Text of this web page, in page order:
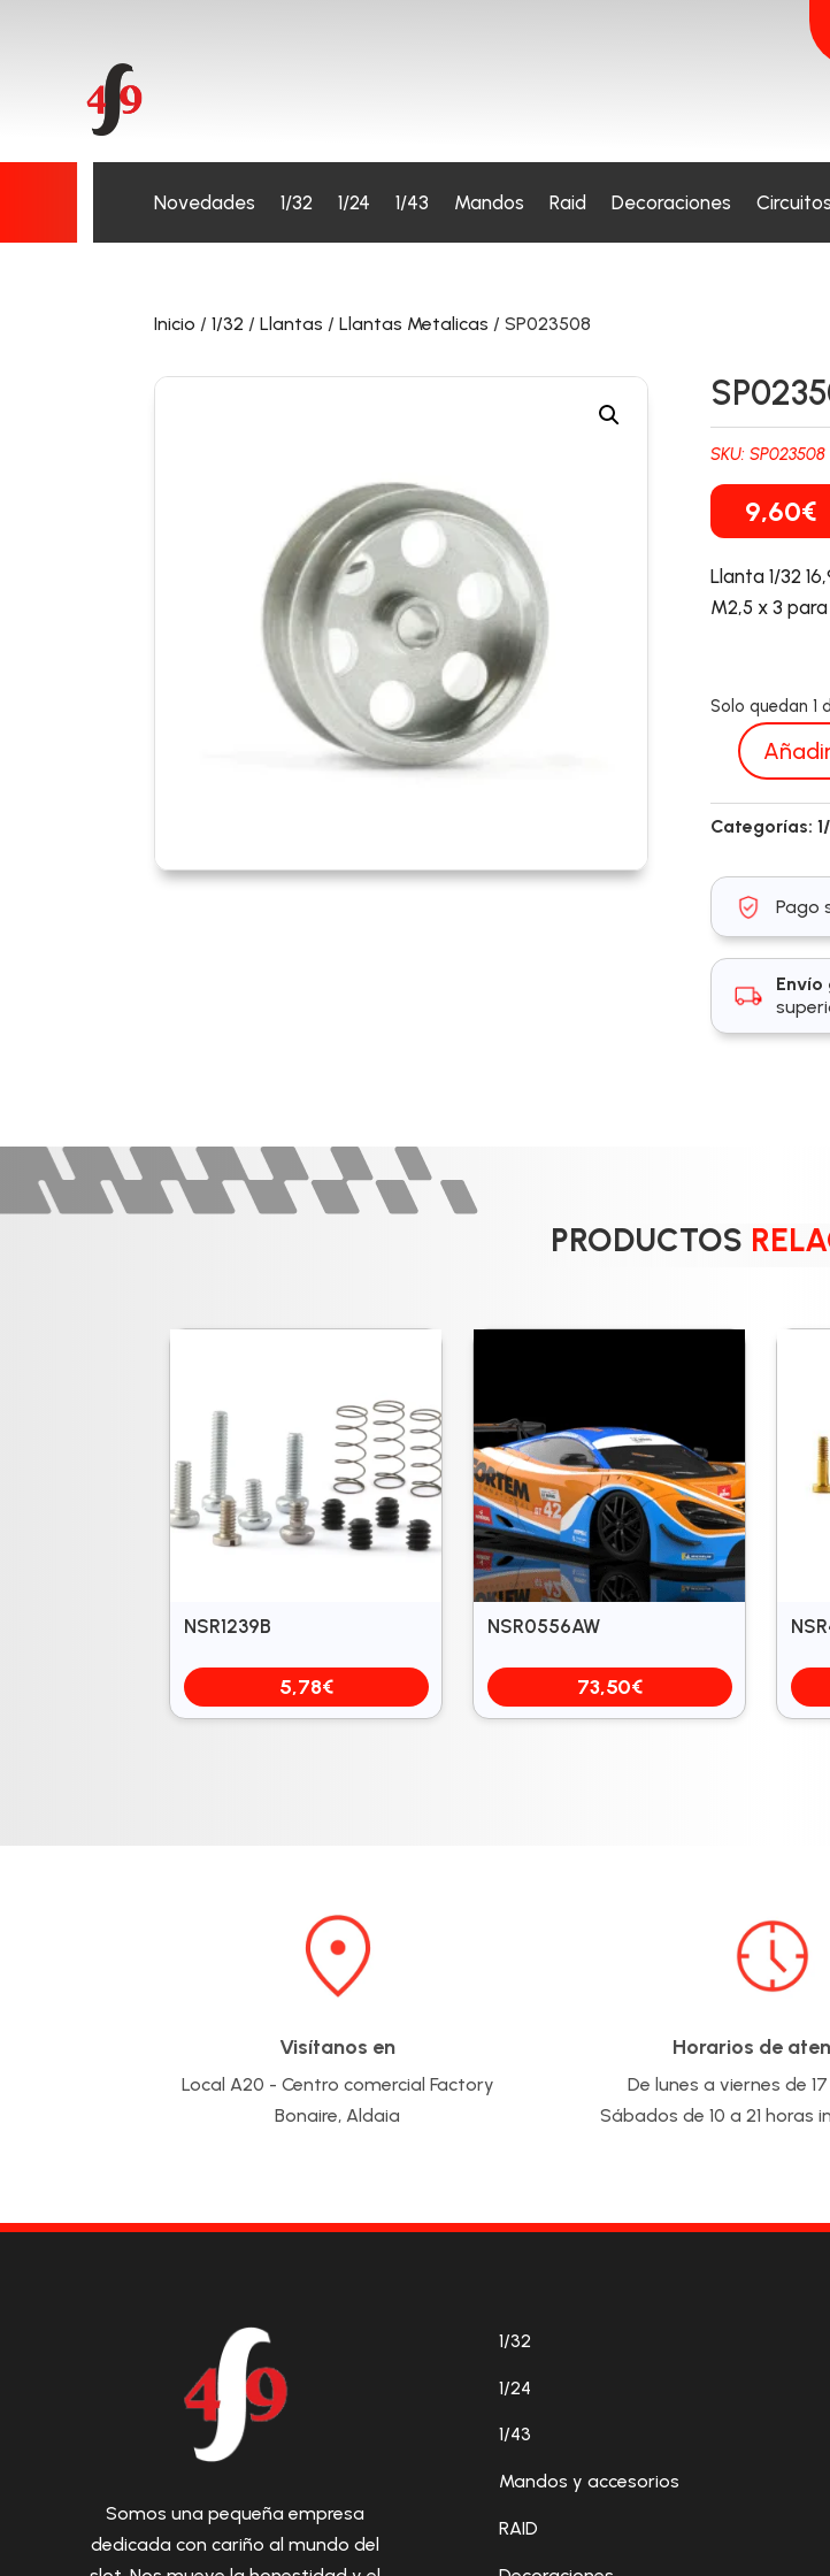
Novedades 1/32 1/24 1/43 Mandos Raid Decoraciones
Inicio /1/32 /Llantas /Llantas Metalicas / SP023508
SKU:SP023508
9,60€
Llanta 1/32
M2,5 x 3
Solo quedan 1
SP023508
Categorías:
Pago
PRODUCTOS
NSR1239B
5,78€
NSR0556AW
73,50€
Visítanos en
Local A20 - Centro comercial Factory
Bonaire, Aldaia
Horarios de
De lunes a viernes de
Sábados de 10 a 21 horas
Somos una pequeña empresa
dedicada con cariño al mundo del
1/32
1/24
1/43
Mandos y accesorios
RAID